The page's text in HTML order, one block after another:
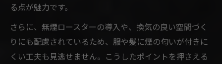
る点が魅力です。
さらに、無煙ロースターの導入や、換気の良い空間づく
りにも配慮されているため、服や髪に煙の匂いが付きに
くい工夫も見逃せません。こうしたポイントを押さえる